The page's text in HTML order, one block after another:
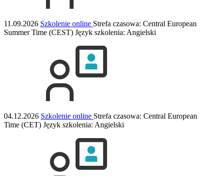
11.09.2026 Szkolenie online Strefa czasowa: Central European
Summer Time (CEST) Język szkolenia: Angielski
04.12.2026 Szkolenie online Strefa czasowa: Central European
Time (CET) Język szkolenia: Angielski